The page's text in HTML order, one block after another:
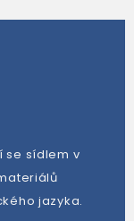
se sídlem v
jazyka.